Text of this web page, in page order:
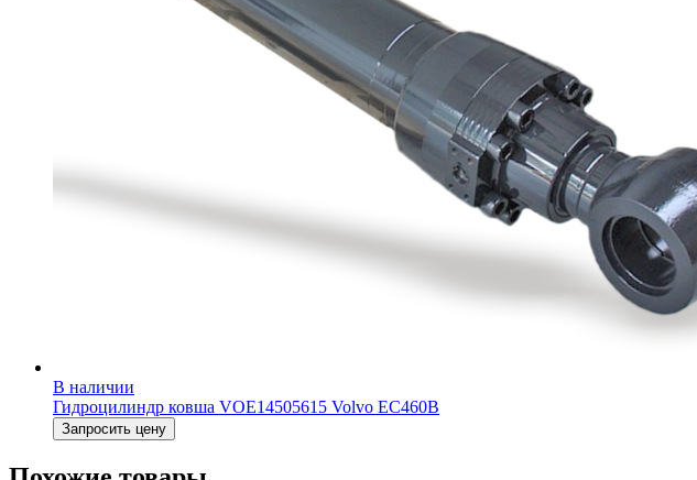
В наличии
Гидроцилиндр ковша VOE14505615 Volvo EC460B
Запросить цену